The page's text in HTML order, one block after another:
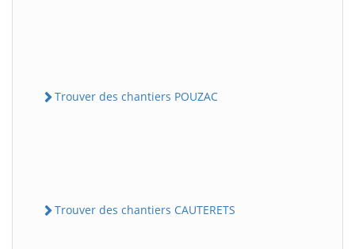
Trouver des chantiers POUZAC
Trouver des chantiers CAUTERETS